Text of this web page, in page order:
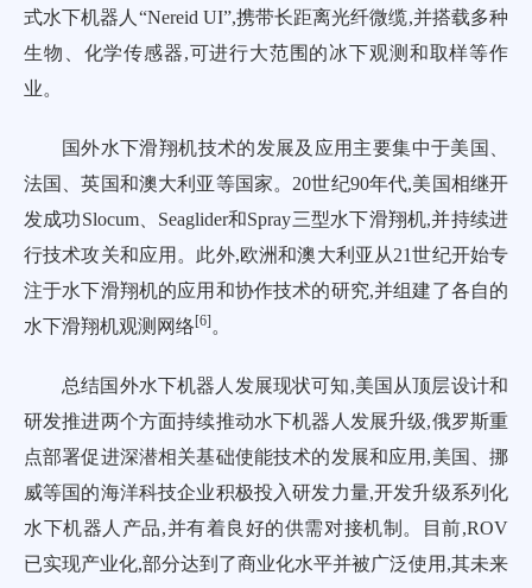
式水下机器人“Nereid UI”,携带长距离光纤微缆,并搭载多种
生物、化学传感器,可进行大范围的冰下观测和取样等作
业。
国外水下滑翔机技术的发展及应用主要集中于美国、
法国、英国和澳大利亚等国家。20世纪90年代,美国相继开
发成功Slocum、Seaglider和Spray三型水下滑翔机,并持续进
行技术攻关和应用。此外,欧洲和澳大利亚从21世纪开始专
注于水下滑翔机的应用和协作技术的研究,并组建了各自的
水下滑翔机观测网络[6] 。
总结国外水下机器人发展现状可知,美国从顶层设计和
研发推进两个方面持续推动水下机器人发展升级,俄罗斯重
点部署促进深潜相关基础使能技术的发展和应用,美国、挪
威等国的海洋科技企业积极投入研发力量,开发升级系列化
水下机器人产品,并有着良好的供需对接机制。目前,ROV
已实现产业化,部分达到了商业化水平并被广泛使用,其未来